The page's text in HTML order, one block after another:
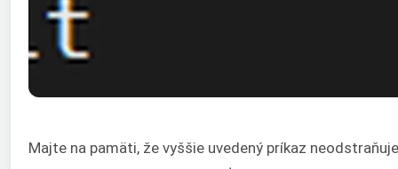
Majte na pamäti, že vyššie uvedený príkaz